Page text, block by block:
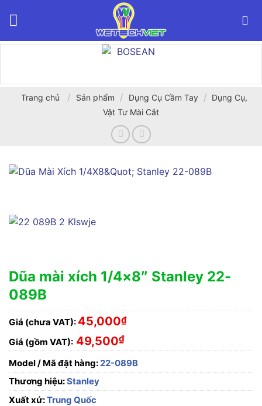
Trang chủ / Sản phẩm / Dụng Cụ Cầm Tay / Dụng Cụ,
Vật Tư Mài Cắt
Dũa mài xích 1/4×8″ Stanley 22-
089B
Giá (chưa VAT): 45,000₫
Giá (gồm VAT): 49,500₫
Model / Mã đặt hàng: 22-089B
Thương hiệu:Stanley
Xuất xứ:Trung Quốc